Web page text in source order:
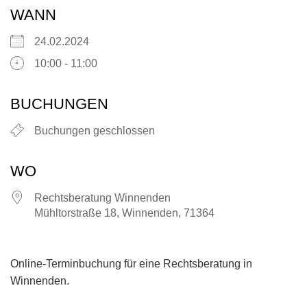
WANN
24.02.2024
10:00 - 11:00
BUCHUNGEN
Buchungen geschlossen
WO
Rechtsberatung Winnenden
Mühltorstraße 18, Winnenden, 71364
Online-Terminbuchung für eine Rechtsberatung in
Winnenden.